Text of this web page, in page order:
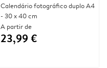
Calendário fotográfico duplo A4
- 30 x 40 cm
A partir de
23,99 €